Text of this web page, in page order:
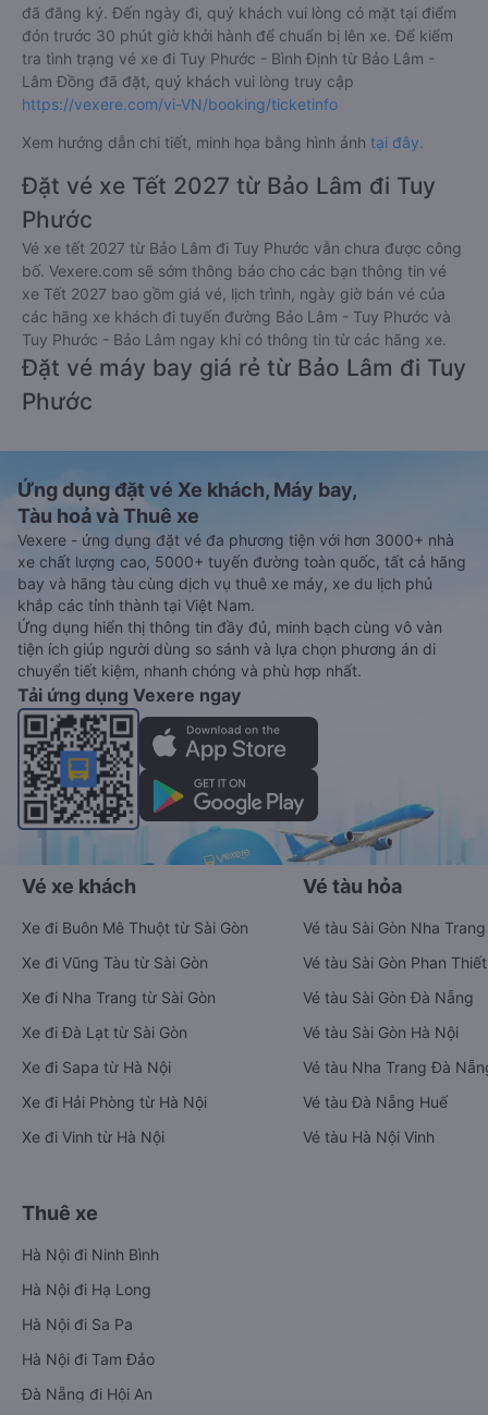
đã đăng ký. Đến ngày đi, quý khách vui lòng có mặt tại điểm
đón trước 30 phút giờ khởi hành để chuẩn bị lên xe. Để kiểm
tra tình trạng vé xe đi Tuy Phước - Bình Định từ Bảo Lâm -
Lâm Đồng đã đặt, quý khách vui lòng truy cập
https://vexere.com/vi-VN/booking/ticketinfo
Xem hướng dẫn chi tiết, minh họa bằng hình ảnh tại đây.
Đặt vé xe Tết 2027 từ Bảo Lâm đi Tuy
Phước
Vé xe tết 2027 từ Bảo Lâm đi Tuy Phước vẫn chưa được công
bố. Vexere.com sẽ sớm thông báo cho các bạn thông tin vé
xe Tết 2027 bao gồm giá vé, lịch trình, ngày giờ bán vé của
các hãng xe khách đi tuyến đường Bảo Lâm - Tuy Phước và
Tuy Phước - Bảo Lâm ngay khi có thông tin từ các hãng xe.
Đặt vé máy bay giá rẻ từ Bảo Lâm đi Tuy
Phước
Ứng dụng đặt vé Xe khách, Máy bay,
Tàu hoả và Thuê xe
Vexere - ứng dụng đặt vé đa phương tiện với hơn 3000+ nhà
xe chất lượng cao, 5000+ tuyến đường toàn quốc, tất cả hãng
bay và hãng tàu cùng dịch vụ thuê xe máy, xe du lịch phủ
khắp các tỉnh thành tại Việt Nam.
Ứng dụng hiển thị thông tin đầy đủ, minh bạch cùng vô vàn
tiện ích giúp người dùng so sánh và lựa chọn phương án di
chuyển tiết kiệm, nhanh chóng và phù hợp nhất.
Tải ứng dụng Vexere ngay
Vé xe khách
Xe đi Buôn Mê Thuột từ Sài Gòn
Xe đi Vũng Tàu từ Sài Gòn
Xe đi Nha Trang từ Sài Gòn
Xe đi Đà Lạt từ Sài Gòn
Xe đi Sapa từ Hà Nội
Xe đi Hải Phòng từ Hà Nội
Xe đi Vinh từ Hà Nội
Vé tàu hỏa
Vé tàu Sài Gòn Nha Trang
Vé tàu Sài Gòn Phan Thiết
Vé tàu Sài Gòn Đà Nẵng
Vé tàu Sài Gòn Hà Nội
Vé tàu Nha Trang Đà
Vé tàu Đà Nẵng Huế
Vé tàu Hà Nội Vinh
Thuê xe
Hà Nội đi Ninh Bình
Hà Nội đi Hạ Long
Hà Nội đi Sa Pa
Hà Nội đi Tam Đảo
Đà Nẵng đi Hội An